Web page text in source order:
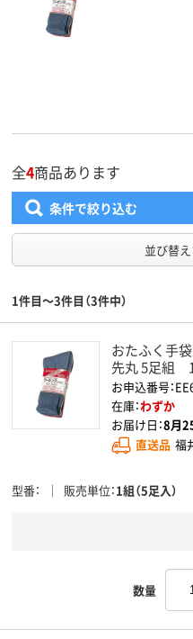
全4商品あります
条件で絞り込む
並び替え
1件目～3件目（3件中）
おたふく手
先丸 5足組 1
お申込番号：
在庫：わずか
お届け日：8月
直送品 福
型番 販売単位 1組（5足入）
数量